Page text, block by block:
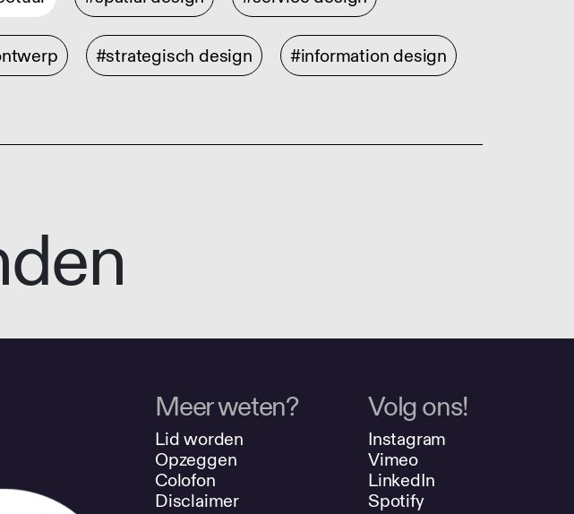
#strategisch design #information design
Meer weten?
Lid worden
Opzeggen
Colofon
Disclaimer
Volg ons!
Instagram
Vimeo
LinkedIn
Spotify